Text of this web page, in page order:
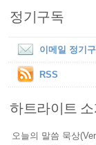
정기구독
이메일 정기
RSS
하트라이트 소
오늘의 말씀 묵상